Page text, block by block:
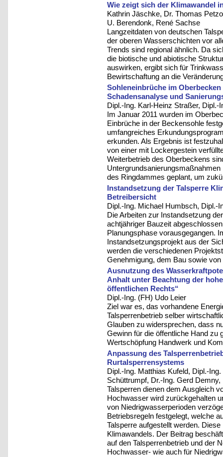
Wie zeigt sich der Klimawandel
Kathrin Jäschke, Dr. Thomas
U. Berendonk, René Sachse
Langzeitdaten von deutschen
der oberen Wasserschichten vor
Trends sind regional ähnlich. Da
die biotische und abiotische
auswirken, ergibt sich für
Bewirtschaftung an die
Sohleneinbrüche im
Schadensanalyse und
Dipl.-Ing. Karl-Heinz Straßer, Dipl.-
Im Januar 2011 wurden im
Einbrüche in der Beckensohle
umfangreiches
erkunden. Als Ergebnis ist
von einer mit Lockergestein
Weiterbetrieb des Oberbeckens
des Ringdammes geplant, um
Instandsetzung der Talsperre
Betreibersicht
Dipl.-Ing. Michael Humbsch, Dipl.-
Die Arbeiten zur Instandsetzung
achtjähriger Bauzeit
Planungsphase vorausgegangen.
Instandsetzungsprojekt aus der
werden die verschiedenen
Genehmigung, dem Bau sowie
Ausnutzung des
Anhalt unter Beachtung der
öffentlichen Rechts“
Dipl.-Ing. (FH) Udo Leier
Ziel war es, das vorhandene
Talsperrenbetrieb selber
Glauben zu widersprechen, dass
Gewinn für die öffentliche Hand zu
Wertschöpfung Handwerk und
Anpassung des
Rurtalsperrensystems
Dipl.-Ing. Matthias Kufeld, Dipl.-
Schüttrumpf, Dr.-Ing. Gerd
Talsperren dienen dem Ausgleich
Hochwasser wird zurückgehalten
von Niedrigwasserperioden
Betriebsregeln festgelegt, welche
Talsperre aufgestellt werden.
Klimawandels. Der Beitrag
auf den Talsperrenbetrieb und der
Hochwasser- wie auch für